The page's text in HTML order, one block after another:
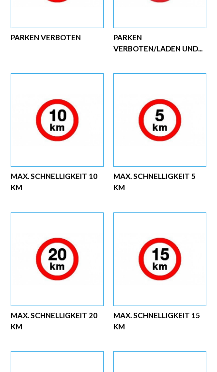
PARKEN
VERBOTEN/LADEN UND...
PARKEN VERBOTEN
MAX. SCHNELLIGKEIT 5
KM
MAX. SCHNELLIGKEIT 10
KM
MAX. SCHNELLIGKEIT 15
KM
MAX. SCHNELLIGKEIT 20
KM